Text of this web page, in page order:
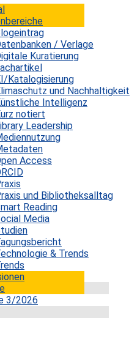
/ Verlage
Kuratierung
Katalogisierung
und Nachhaltigkeit
Intelligenz
notiert
Leadership
Access
und Bibliotheksalltag
Reading
Media
& Trends
zum Single-
prägt der klassische
wissenschaftlicher
dort spontan Fragen
durch qualifizierte
die Nachfrage hat in
nachgelassen.
Anforderungen an
dass viele
überdenken....